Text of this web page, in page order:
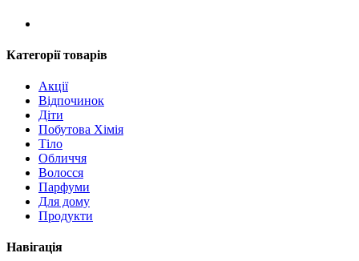
Категорії товарів
Акції
Відпочинок
Діти
Побутова Хімія
Тіло
Обличчя
Волосся
Парфуми
Для дому
Продукти
Навігація